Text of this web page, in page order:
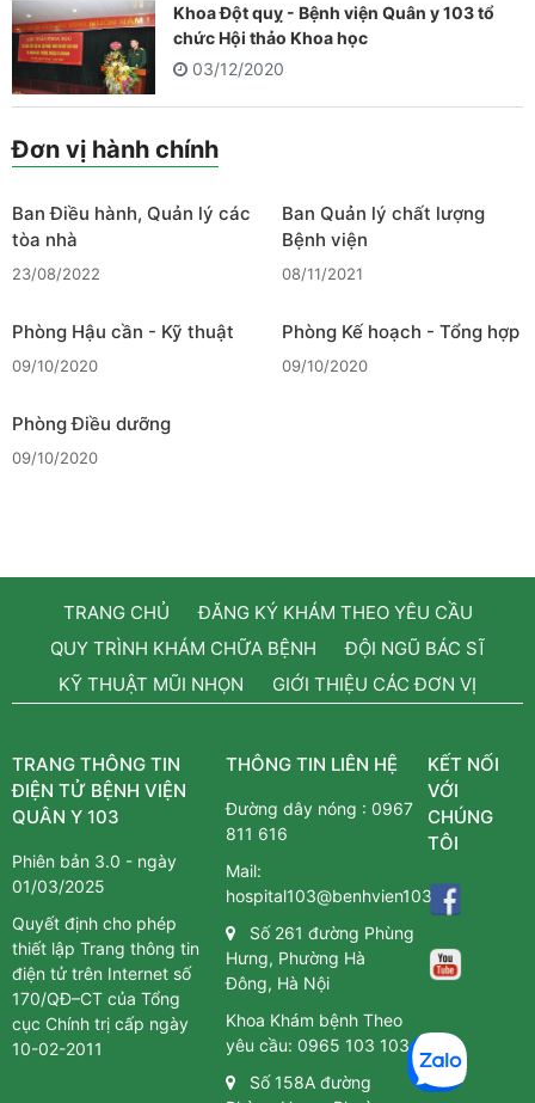
Khoa Đột quỵ - Bệnh viện Quân y 103 tổ
chức Hội thảo Khoa học
03/12/2020
Đơn vị hành chính
Ban Điều hành, Quản lý các
tòa nhà
23/08/2022
Ban Quản lý chất lượng
Bệnh viện
08/11/2021
Phòng Hậu cần - Kỹ thuật
09/10/2020
Phòng Kế hoạch - Tổng hợp
09/10/2020
Phòng Điều dưỡng
09/10/2020
TRANG CHỦ
ĐĂNG KÝ KHÁM THEO YÊU CẦU
QUY TRÌNH KHÁM CHỮA BỆNH
ĐỘI NGŨ BÁC SĨ
KỸ THUẬT MŨI NHỌN
GIỚI THIỆU CÁC ĐƠN VỊ
TRANG THÔNG TIN
ĐIỆN TỬ BỆNH VIỆN
QUÂN Y 103
Phiên bản 3.0 - ngày
01/03/2025
Quyết định cho phép
thiết lập Trang thông tin
điện tử trên Internet số
170/QĐ–CT của Tổng
cục Chính trị cấp ngày
10-02-2011
THÔNG TIN LIÊN HỆ
Đường dây nóng :0967
811 616
Mail:
hospital103@benhvien103.vn
Số 261 đường Phùng
Hưng, Phường Hà
Đông, Hà Nội
Khoa Khám bệnh Theo
yêu cầu:0965 103 103
Số 158A đường
KẾT NỐI
VỚI
CHÚNG
TÔI